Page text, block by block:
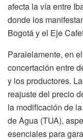
afecta la vía entre
donde los
Bogotá y el Eje
Paralelamente, en
concertación entre
y los productores.
reajuste del precio
la modificación de
de Agua (TUA),
esenciales para